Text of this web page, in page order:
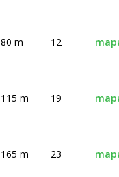
80 m 12
115 m 19
165 m 23